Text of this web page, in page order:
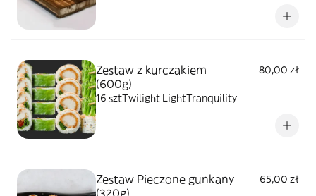
Zestaw z kurczakiem
(600g)
80,00 zł
16 sztTwilight LightTranquility
Zestaw Pieczone gunkany
(320g)
65,00 zł